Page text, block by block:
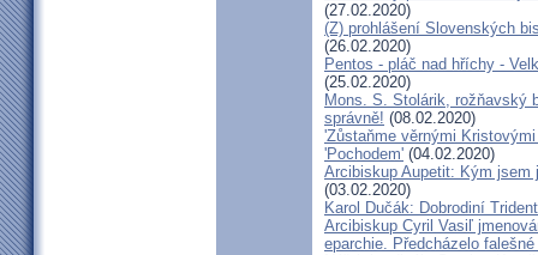
(27.02.2020)
(Z) prohlášení Slovenských
(26.02.2020)
Pentos - pláč nad hříchy -
(25.02.2020)
Mons. S. Stolárik, rožňavský
správně! (08.02.2020)
'Zůstaňme věrnými
'Pochodem' (04.02.2020)
Arcibiskup Aupetit: Kým jsem
(03.02.2020)
Karol Dučák: Dobrodiní
Arcibiskup Cyril Vasiľ
eparchie. Předcházelo